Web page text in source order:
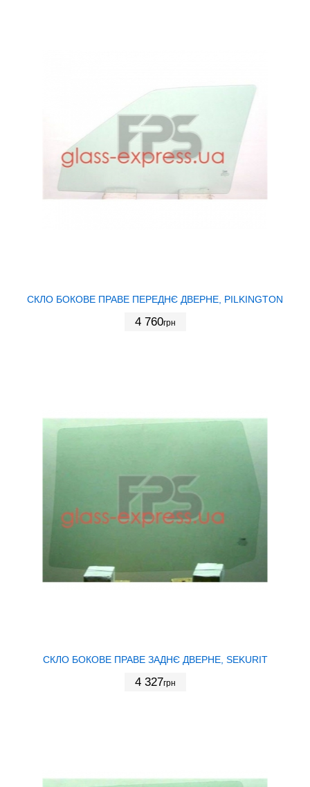
СКЛО БОКОВЕ ПРАВЕ ПЕРЕДНЄ ДВЕРНЕ, PILKINGTON
4 760грн
СКЛО БОКОВЕ ПРАВЕ ЗАДНЄ ДВЕРНЕ, SEKURIT
4 327грн